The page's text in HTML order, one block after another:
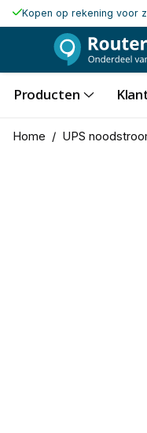
Kopen op rekening voor
Producten
Home / UPS